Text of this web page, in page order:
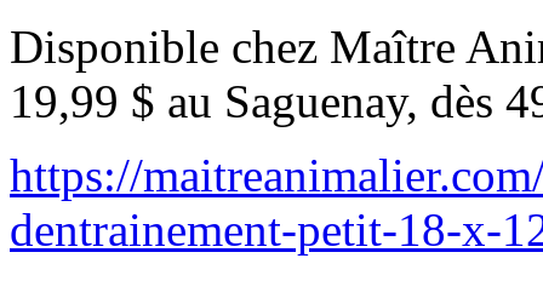
Disponible chez Maître
19,99 $ au Saguenay, dès
https://
dentrainement-petit-18-x-